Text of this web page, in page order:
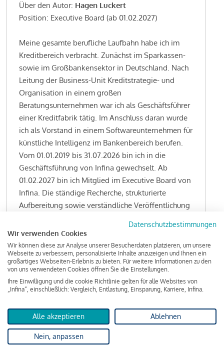
Über den Autor: Hagen Luckert
Position: Executive Board (ab 01.02.2027)
Meine gesamte berufliche Laufbahn habe ich im
Kreditbereich verbracht. Zunächst im Sparkassen-
sowie im Großbankensektor in Deutschland. Nach
Leitung der Business-Unit Kreditstrategie- und
Organisation in einem großen
Beratungsunternehmen war ich als Geschäftsführer
einer Kreditfabrik tätig. Im Anschluss daran wurde
ich als Vorstand in einem Softwareunternehmen für
künstliche Intelligenz im Bankenbereich berufen.
Vom 01.01.2019 bis 31.07.2026 bin ich in die
Geschäftsführung von Infina gewechselt. Ab
01.02.2027 bin ich Mitglied im Executive Board von
Infina. Die ständige Recherche, strukturierte
Aufbereitung sowie verständliche Veröffentlichung
Kreditgeschäft gehören zu den wesentlichen
Schwerpunktsetzungen meiner Funktion.
Lesen Sie meine Finanzierungs-Tipps
KreditindexDas Wohnkredit Barometer
Datenschutzbestimmungen
Wir verwenden Cookies
Wir können diese zur Analyse unserer Besucherdaten platzieren, um unsere
Webseite zu verbessern, personalisierte Inhalte anzuzeigen und Ihnen ein
großartiges Webseiten-Erlebnis zu bieten. Für weitere Informationen zu den
von uns verwendeten Cookies öffnen Sie die Einstellungen.
Ihre Einwilligung und die cookie Richtlinie gelten für alle Websites von
„Infina“, einschließlich: Vergleich, Entlastung, Einsparung, Karriere, Infina.
Alle akzeptieren Ablehnen
Nein, anpassen